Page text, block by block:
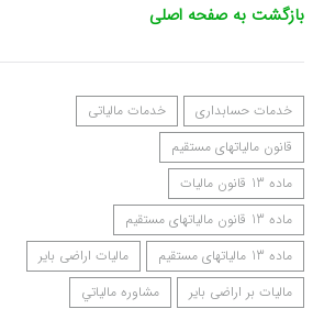
بازگشت به صفحه اصلی
خدمات حسابداری
خدمات مالیاتی
قانون مالیاتهای مستقیم
ماده 13 قانون مالیات
ماده 13 قانون مالیاتهای مستقیم
ماده 13 مالیاتهای مستقیم
مالیات اراضی بایر
مالیات بر اراضی بایر
مشاوره مالياتي